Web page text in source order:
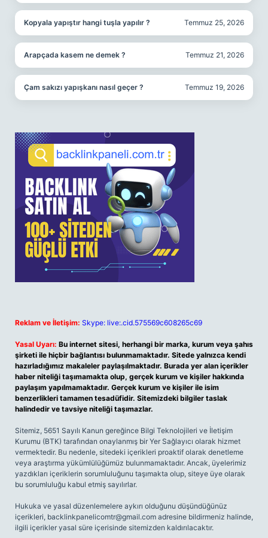
Kopyala yapıştır hangi tuşla yapılır ? Temmuz 25, 2026
Arapçada kasem ne demek ? Temmuz 21, 2026
Çam sakızı yapışkanı nasıl geçer ? Temmuz 19, 2026
Reklam ve İletişim: Skype: live:.cid.575569c608265c69
Yasal Uyarı: Bu internet sitesi, herhangi bir marka, kurum veya şahıs
şirketi ile hiçbir bağlantısı bulunmamaktadır. Sitede yalnızca kendi
hazırladığımız makaleler paylaşılmaktadır. Burada yer alan içerikler
haber niteliği taşımamakta olup, gerçek kurum ve kişiler hakkında
paylaşım yapılmamaktadır. Gerçek kurum ve kişiler ile isim
benzerlikleri tamamen tesadüfidir. Sitemizdeki bilgiler taslak
halindedir ve tavsiye niteliği taşımazlar.
Sitemiz, 5651 Sayılı Kanun gereğince Bilgi Teknolojileri ve İletişim
Kurumu (BTK) tarafından onaylanmış bir Yer Sağlayıcı olarak hizmet
vermektedir. Bu nedenle, sitedeki içerikleri proaktif olarak denetleme
veya araştırma yükümlülüğümüz bulunmamaktadır. Ancak, üyelerimiz
yazdıkları içeriklerin sorumluluğunu taşımakta olup, siteye üye olarak
bu sorumluluğu kabul etmiş sayılırlar.
Hukuka ve yasal düzenlemelere aykırı olduğunu düşündüğünüz
içerikleri, backlinkpanelicomtr@gmail.com adresine bildirmeniz halinde,
ilgili içerikler yasal süre içerisinde sitemizden kaldırılacaktır.